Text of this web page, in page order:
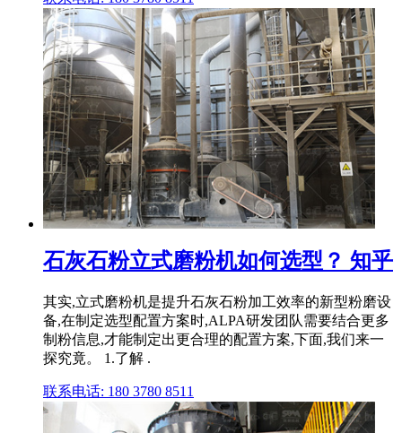
石灰石粉立式磨粉机如何选型？ 知乎
其实,立式磨粉机是提升石灰石粉加工效率的新型粉磨设
备,在制定选型配置方案时,ALPA研发团队需要结合更多
制粉信息,才能制定出更合理的配置方案,下面,我们来一
探究竟。 1.了解 .
联系电话: 180 3780 8511